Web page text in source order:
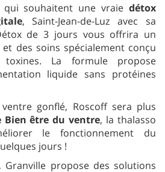
souhaitent une vraie détox
, Saint-Jean-de-Luz avec sa
de 3 jours vous offrira un
des soins spécialement conçu
La formule propose
liquide sans protéines
gonflé, Roscoff sera plus
Bien être du ventre, la thalasso
le fonctionnement du
jours !
, Granville propose des solutions